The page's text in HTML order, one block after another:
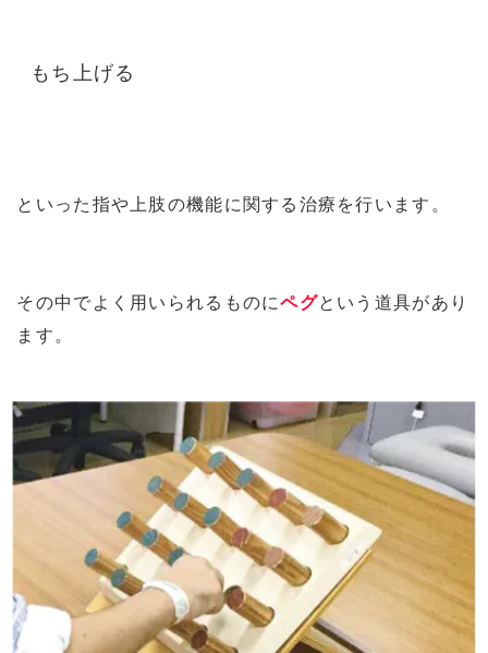
もち上げる
といった指や上肢の機能に関する治療を行います。
その中でよく用いられるものにペグという道具があり
ます。